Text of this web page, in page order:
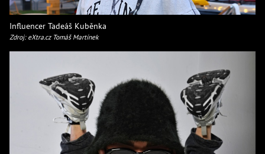
Influencer Tadeáš Kuběnka
Zdroj: eXtra.cz Tomáš Martínek